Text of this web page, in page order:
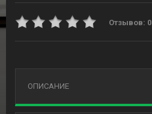
Отзывов: 0
ОПИСАНИЕ